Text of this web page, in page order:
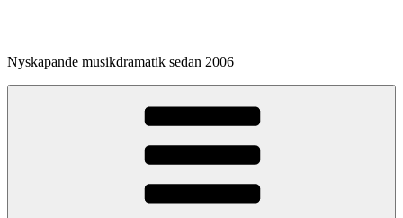
Nyskapande musikdramatik sedan 2006